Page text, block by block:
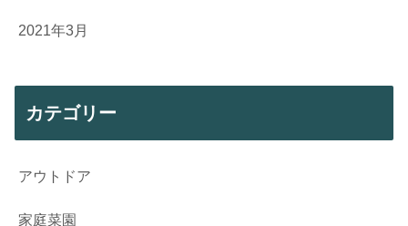
2021年3月
カテゴリー
アウトドア
家庭菜園